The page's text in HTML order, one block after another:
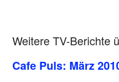
Weitere TV-Berichte
Cafe Puls: März